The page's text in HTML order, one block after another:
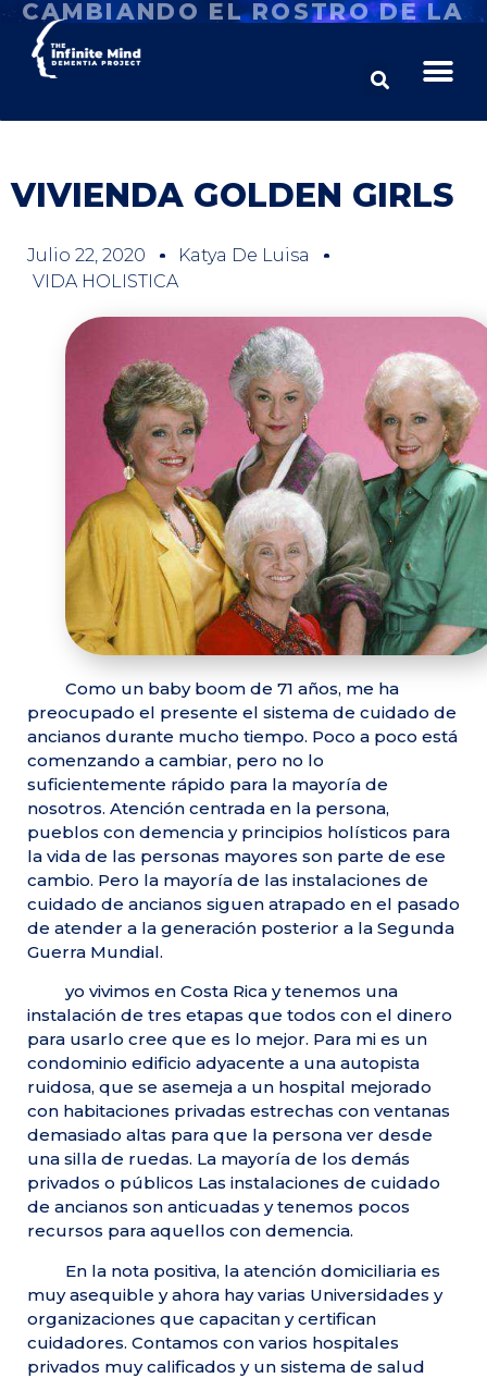
CAMBIANDO EL ROSTRO DE LA
VIVIENDA GOLDEN GIRLS
Julio 22, 2020
Katya De Luisa
VIDA HOLISTICA
Como un baby boom de 71 años, me ha
preocupado el presente el sistema de cuidado de
ancianos durante mucho tiempo. Poco a poco está
comenzando a cambiar, pero no lo
suficientemente rápido para la mayoría de
nosotros. Atención centrada en la persona,
pueblos con demencia y principios holísticos para
la vida de las personas mayores son parte de ese
cambio. Pero la mayoría de las instalaciones de
cuidado de ancianos siguen atrapado en el pasado
de atender a la generación posterior a la Segunda
Guerra Mundial.
yo vivimos en Costa Rica y tenemos una
instalación de tres etapas que todos con el dinero
para usarlo cree que es lo mejor. Para mi es un
condominio edificio adyacente a una autopista
ruidosa, que se asemeja a un hospital mejorado
con habitaciones privadas estrechas con ventanas
demasiado altas para que la persona ver desde
una silla de ruedas. La mayoría de los demás
privados o públicos Las instalaciones de cuidado
de ancianos son anticuadas y tenemos pocos
recursos para aquellos con demencia.
En la nota positiva, la atención domiciliaria es
muy asequible y ahora hay varias Universidades y
organizaciones que capacitan y certifican
cuidadores. Contamos con varios hospitales
privados muy calificados y un sistema de salud